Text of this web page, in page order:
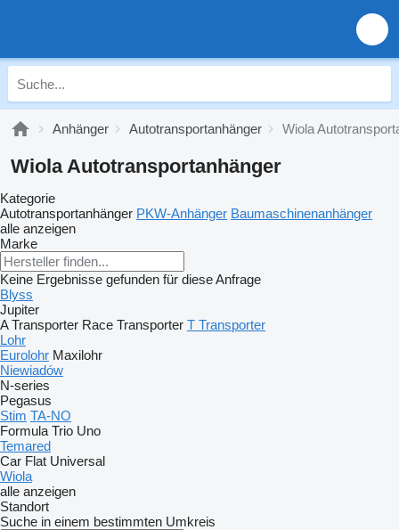
Anhänger Autotransportanhänger Wiola
Wiola Autotransportanhänger
Kategorie
Autotransportanhänger PKW-Anhänger Baumaschinenanhänger
alle anzeigen
Marke
Keine Ergebnisse gefunden für diese Anfrage
Blyss
Jupiter
A Transporter Race Transporter T Transporter
Lohr
Eurolohr Maxilohr
Niewiadów
N-series
Pegasus
Stim TA-NO
Formula Trio Uno
Temared
Car Flat Universal
Wiola
alle anzeigen
Standort
Suche in einem bestimmten Umkreis